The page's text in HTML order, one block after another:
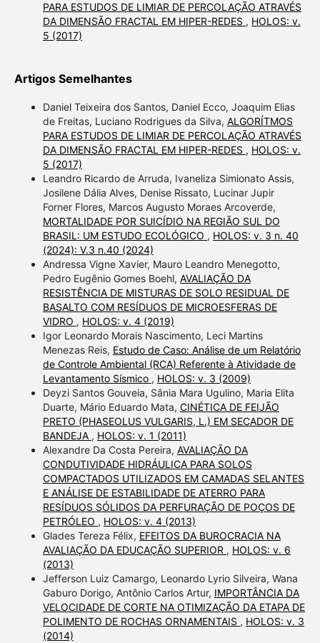
PARA ESTUDOS DE LIMIAR DE PERCOLAÇÃO ATRAVÉS
DA DIMENSÃO FRACTAL EM HIPER-REDES , HOLOS: v.
5 (2017)
Artigos Semelhantes
Daniel Teixeira dos Santos, Daniel Ecco, Joaquim Elias
de Freitas, Luciano Rodrigues da Silva, ALGORÍTMOS
PARA ESTUDOS DE LIMIAR DE PERCOLAÇÃO ATRAVÉS
DA DIMENSÃO FRACTAL EM HIPER-REDES , HOLOS: v.
5 (2017)
Leandro Ricardo de Arruda, Ivaneliza Simionato Assis,
Josilene Dália Alves, Denise Rissato, Lucinar Jupir
Forner Flores, Marcos Augusto Moraes Arcoverde,
MORTALIDADE POR SUICÍDIO NA REGIÃO SUL DO
BRASIL: UM ESTUDO ECOLÓGICO , HOLOS: v. 3 n. 40
(2024): V.3 n.40 (2024)
Andressa Vigne Xavier, Mauro Leandro Menegotto,
Pedro Eugênio Gomes Boehl, AVALIAÇÃO DA
RESISTÊNCIA DE MISTURAS DE SOLO RESIDUAL DE
BASALTO COM RESÍDUOS DE MICROESFERAS DE
VIDRO , HOLOS: v. 4 (2019)
Igor Leonardo Morais Nascimento, Leci Martins
Menezas Reis, Estudo de Caso: Análise de um Relatório
de Controle Ambiental (RCA) Referente à Atividade de
Levantamento Sísmico , HOLOS: v. 3 (2009)
Deyzi Santos Gouveia, Sânia Mara Ugulino, Maria Elita
Duarte, Mário Eduardo Mata, CINÉTICA DE FEIJÃO
PRETO (PHASEOLUS VULGARIS, L.) EM SECADOR DE
BANDEJA , HOLOS: v. 1 (2011)
Alexandre Da Costa Pereira, AVALIAÇÃO DA
CONDUTIVIDADE HIDRÁULICA PARA SOLOS
COMPACTADOS UTILIZADOS EM CAMADAS SELANTES
E ANÁLISE DE ESTABILIDADE DE ATERRO PARA
RESÍDUOS SÓLIDOS DA PERFURAÇÃO DE POÇOS DE
PETRÓLEO , HOLOS: v. 4 (2013)
Glades Tereza Félix, EFEITOS DA BUROCRACIA NA
AVALIAÇÃO DA EDUCAÇÃO SUPERIOR , HOLOS: v. 6
(2013)
Jefferson Luiz Camargo, Leonardo Lyrio Silveira, Wana
Gaburo Dorigo, Antônio Carlos Artur, IMPORTÂNCIA DA
VELOCIDADE DE CORTE NA OTIMIZAÇÃO DA ETAPA DE
POLIMENTO DE ROCHAS ORNAMENTAIS , HOLOS: v. 3
(2014)